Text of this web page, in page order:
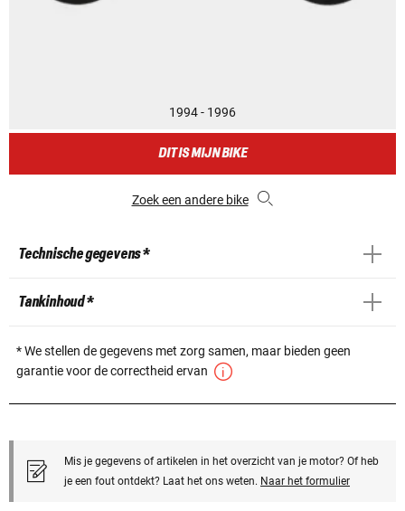
1994 - 1996
DIT IS MIJN BIKE
Zoek een andere bike
Technische gegevens *
Tankinhoud *
* We stellen de gegevens met zorg samen, maar bieden geen
garantie voor de correctheid ervan
Mis je gegevens of artikelen in het overzicht van je motor? Of heb
je een fout ontdekt? Laat het ons weten. Naar het formulier